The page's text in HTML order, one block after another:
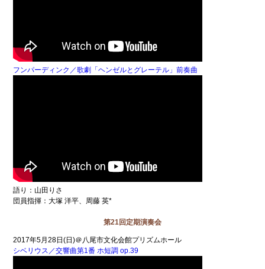
フンパーディンク／歌劇「ヘンゼルとグレーテル」前奏曲
語り：山田りさ
団員指揮：大塚 洋平、周藤 英*
第21回定期演奏会
2017年5月28日(日)＠八尾市文化会館プリズムホール
シベリウス／交響曲第1番 ホ短調 op.39